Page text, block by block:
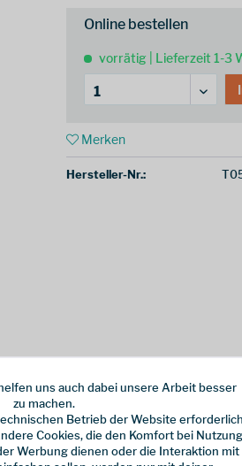
Online bestellen
vorrätig | Lieferzeit 1-3
Merken
Hersteller-Nr.:
uns auch dabei unsere Arbeit besser
zu machen.
Betrieb der Website
Cookies, die den Komfort bei Nutzung
Werbung dienen oder die Interaktion mit